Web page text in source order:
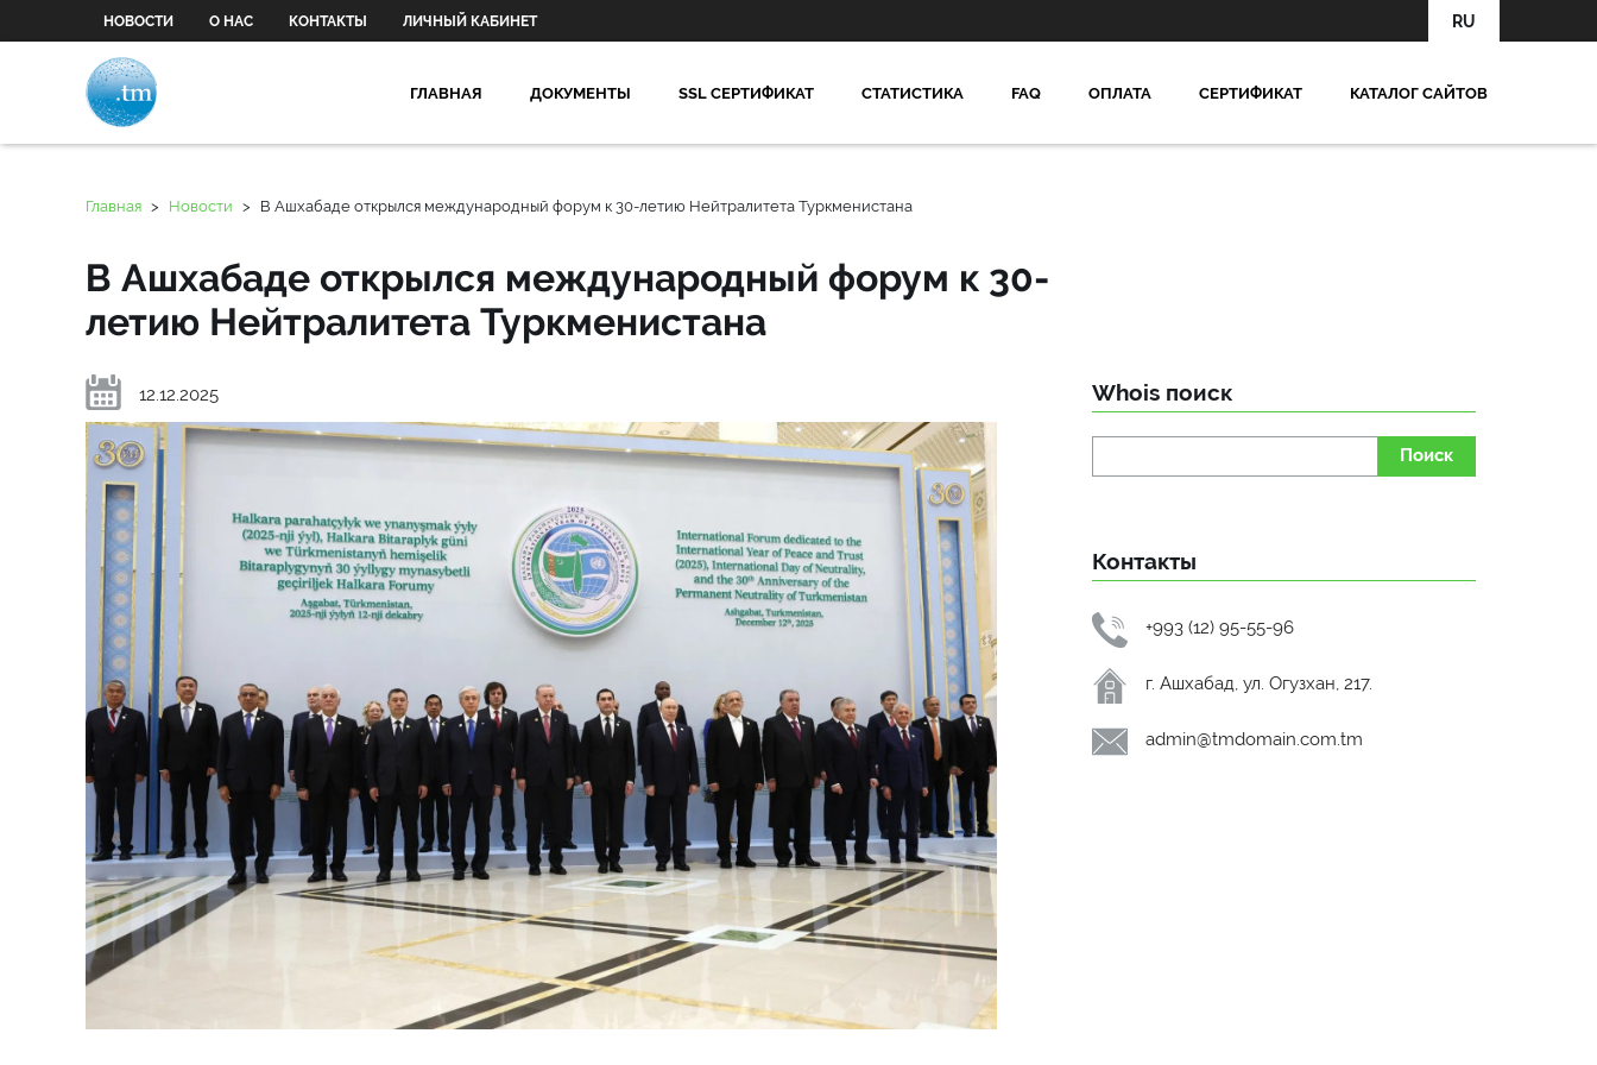
НОВОСТИ О НАС КОНТАКТЫ ЛИЧНЫЙ КАБИНЕТ RU
ГЛАВНАЯ ДОКУМЕНТЫ SSL СЕРТИФИКАТ СТАТИСТИКА FAQ OПЛАТА СЕРТИФИКАТ КАТАЛОГ САЙТОВ
Главная > Новости > В Ашхабаде открылся международный форум к 30-летию Нейтралитета Туркменистана
В Ашхабаде открылся международный форум к 30-
летию Нейтралитета Туркменистана
12.12.2025 Whois поиск
Поиск
Контакты
+993 (12) 95-55-96
г. Ашхабад, ул. Огузхан, 217.
admin@tmdomain.com.tm